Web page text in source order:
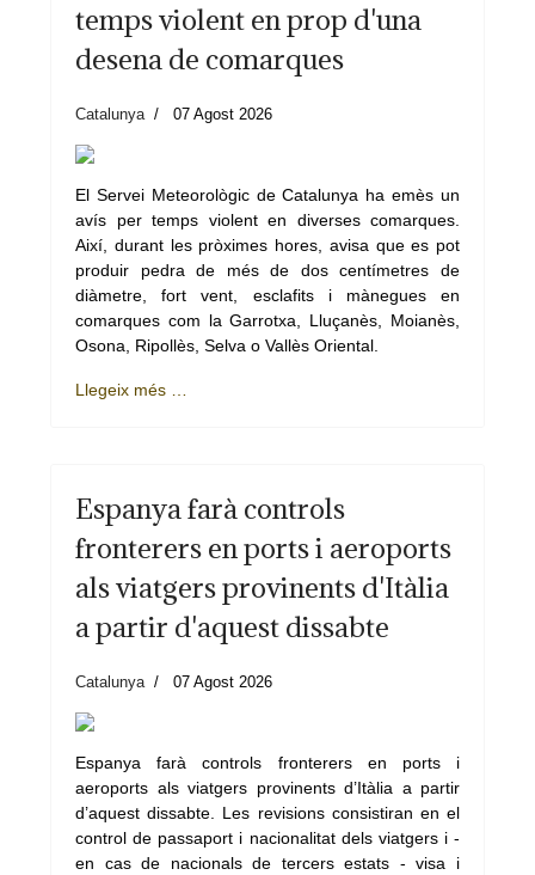
temps violent en prop d'una
desena de comarques
Catalunya 07 Agost 2026
El Servei Meteorològic de Catalunya ha emès un
avís per temps violent en diverses comarques.
Així, durant les pròximes hores, avisa que es pot
produir pedra de més de dos centímetres de
diàmetre, fort vent, esclafits i mànegues en
comarques com la Garrotxa, Lluçanès, Moianès,
Osona, Ripollès, Selva o Vallès Oriental.
Llegeix més …
Espanya farà controls
fronterers en ports i aeroports
als viatgers provinents d'Itàlia
a partir d'aquest dissabte
Catalunya 07 Agost 2026
Espanya farà controls fronterers en ports i
aeroports als viatgers provinents d’Itàlia a partir
d’aquest dissabte. Les revisions consistiran en el
control de passaport i nacionalitat dels viatgers i -
en cas de nacionals de tercers estats - visa i